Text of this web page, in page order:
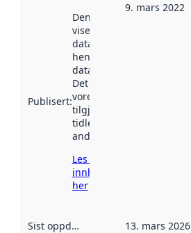
Publisert:
Denne datoen
viser når
datasettet vart
henta inn av
data.norge.no.
Det kan ha
vore
tilgjengeleg
tidlegare
andre stader.
Les meir om
innhenting
her
9. mars 2022
Sist oppdatert 13. mars 2026